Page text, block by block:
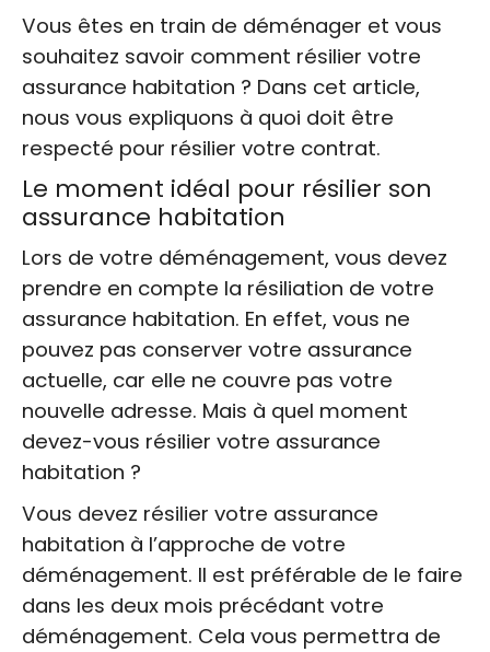
Vous êtes en train de déménager et vous
souhaitez savoir comment résilier votre
assurance habitation ? Dans cet article,
nous vous expliquons à quoi doit être
respecté pour résilier votre contrat.
Le moment idéal pour résilier son
assurance habitation
Lors de votre déménagement, vous devez
prendre en compte la résiliation de votre
assurance habitation. En effet, vous ne
pouvez pas conserver votre assurance
actuelle, car elle ne couvre pas votre
nouvelle adresse. Mais à quel moment
devez-vous résilier votre assurance
habitation ?
Vous devez résilier votre assurance
habitation à l’approche de votre
déménagement. Il est préférable de le faire
dans les deux mois précédant votre
déménagement. Cela vous permettra de